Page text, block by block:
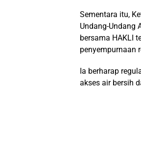
Sementara itu,
Undang-Undang
bersama HAKLI
penyempurnaan
Ia berharap
akses air bersih